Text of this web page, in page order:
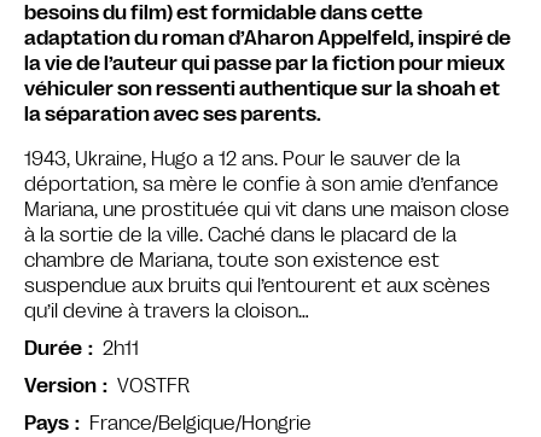
besoins du film) est formidable dans cette
adaptation du roman d’Aharon Appelfeld, inspiré de
la vie de l’auteur qui passe par la fiction pour mieux
véhiculer son ressenti authentique sur la shoah et
la séparation avec ses parents.
1943, Ukraine, Hugo a 12 ans. Pour le sauver de la
déportation, sa mère le confie à son amie d’enfance
Mariana, une prostituée qui vit dans une maison close
à la sortie de la ville. Caché dans le placard de la
chambre de Mariana, toute son existence est
suspendue aux bruits qui l’entourent et aux scènes
qu’il devine à travers la cloison…
Durée
2h11
Version
VOSTFR
Pays
France/Belgique/Hongrie